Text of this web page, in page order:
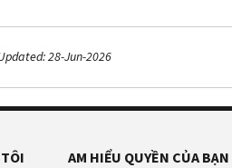
28-Jun-2026
AM HIỂU QUYỀN CỦA BẠN